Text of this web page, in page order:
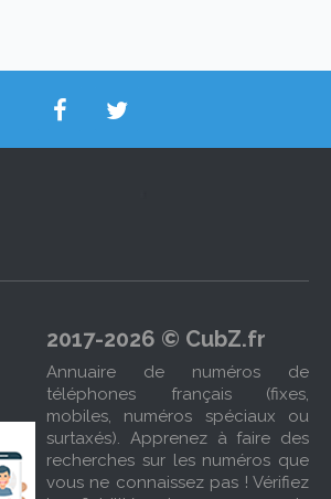
2017-2026 © CubZ.fr
Annuaire de numéros de
téléphones français (fixes,
mobiles, numéros spéciaux ou
surtaxés). Apprenez à faire des
recherches sur les numéros que
vous ne connaissez pas ! Vérifiez